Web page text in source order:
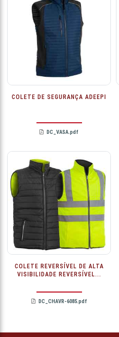
COLETE DE SEGURANÇA ADEEPI
DC_VASA.pdf
COLETE REVERSÍVEL DE ALTA
VISIBILIDADE REVERSÍVEL...
DC_CHAVR-6085.pdf